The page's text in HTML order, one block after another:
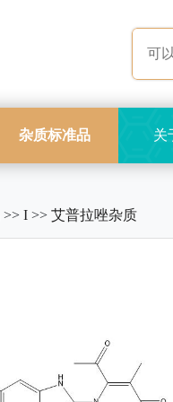
杂质标准品 关
>> I >> 艾普拉唑杂质